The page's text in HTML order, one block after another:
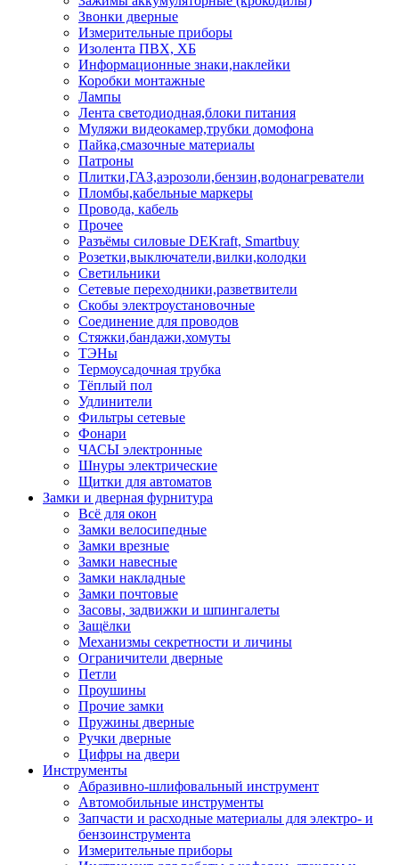
Звонки дверные
Измерительные приборы
Изолента ПВХ, ХБ
Информационные знаки,наклейки
Коробки монтажные
Лампы
Лента светодиодная,блоки питания
Муляжи видеокамер,трубки домофона
Пайка,смазочные материалы
Патроны
Плитки,ГАЗ,аэрозоли,бензин,водонагреватели
Пломбы,кабельные маркеры
Провода, кабель
Прочее
Разъёмы силовые DEKraft, Smartbuy
Розетки,выключатели,вилки,колодки
Светильники
Сетевые переходники,разветвители
Скобы электроустановочные
Соединение для проводов
Стяжки,бандажи,хомуты
ТЭНы
Термоусадочная трубка
Тёплый пол
Удлинители
Фильтры сетевые
Фонари
ЧАСЫ электронные
Шнуры электрические
Щитки для автоматов
Замки и дверная фурнитура
Всё для окон
Замки велосипедные
Замки врезные
Замки навесные
Замки накладные
Замки почтовые
Засовы, задвижки и шпингалеты
Защёлки
Механизмы секретности и личины
Ограничители дверные
Петли
Проушины
Прочие замки
Пружины дверные
Ручки дверные
Цифры на двери
Инструменты
Абразивно-шлифовальный инструмент
Автомобильные инструменты
Запчасти и расходные материалы для электро- и
бензоинструмента
Измерительные приборы